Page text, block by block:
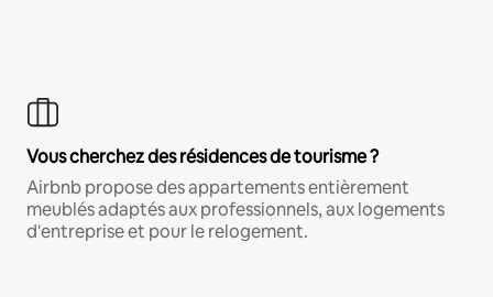
Vous cherchez des résidences de tourisme ?
Airbnb propose des appartements entièrement
meublés adaptés aux professionnels, aux logements
d'entreprise et pour le relogement.